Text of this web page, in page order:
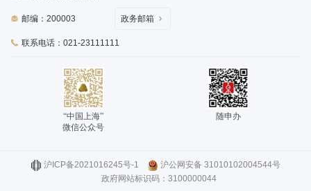
邮编：200003
联系电话：021-23111111
政务邮箱
“中国上海”
微信公众号
随申办
沪ICP备2021016245号-1
沪公网安备 31010102004544号
政府网站标识码：3100000044